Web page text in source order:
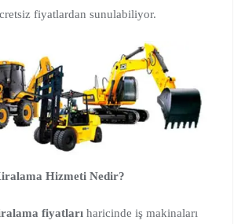
fiyatlardan sunulabiliyor.
Hizmeti Nedir?
fiyatları haricinde iş makinaları